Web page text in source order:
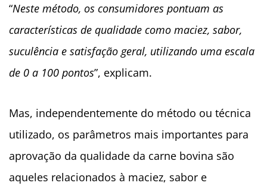
“Neste método, os consumidores pontuam as
características de qualidade como maciez, sabor,
suculência e satisfação geral, utilizando uma escala
de 0 a 100 pontos”, explicam.
Mas, independentemente do método ou técnica
utilizado, os parâmetros mais importantes para
aprovação da qualidade da carne bovina são
aqueles relacionados à maciez, sabor e